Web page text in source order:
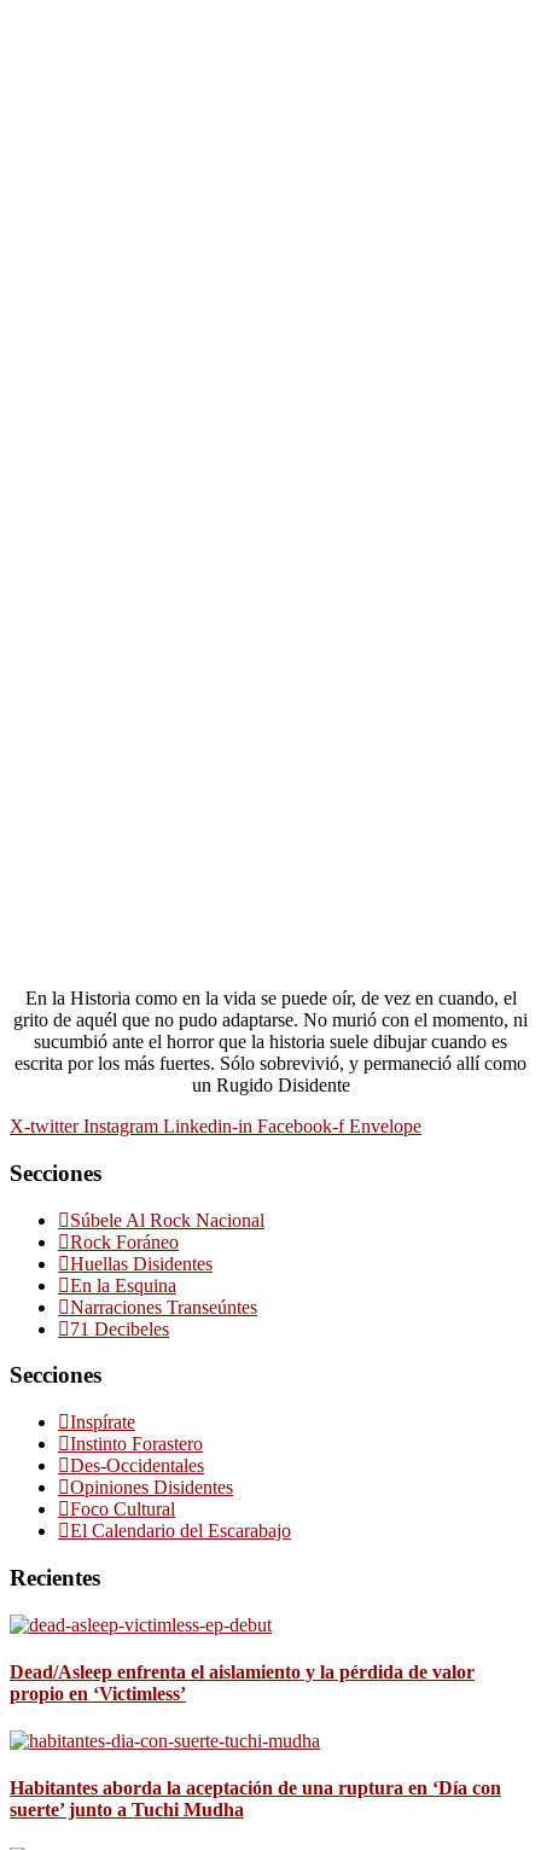
En la Historia como en la vida se puede oír, de vez en cuando, el
grito de aquél que no pudo adaptarse. No murió con el momento, ni
sucumbió ante el horror que la historia suele dibujar cuando es
escrita por los más fuertes. Sólo sobrevivió, y permaneció allí como
un Rugido Disidente
X-twitter Instagram Linkedin-in Facebook-f Envelope
Secciones
Súbele Al Rock Nacional
Rock Foráneo
Huellas Disidentes
En la Esquina
Narraciones Transeúntes
71 Decibeles
Secciones
Inspírate
Instinto Forastero
Des-Occidentales
Opiniones Disidentes
Foco Cultural
El Calendario del Escarabajo
Recientes
Dead/Asleep enfrenta el aislamiento y la pérdida de valor
propio en ‘Victimless’
Habitantes aborda la aceptación de una ruptura en ‘Día con
suerte’ junto a Tuchi Mudha